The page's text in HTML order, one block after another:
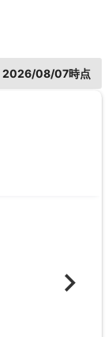
2026/08/07時点